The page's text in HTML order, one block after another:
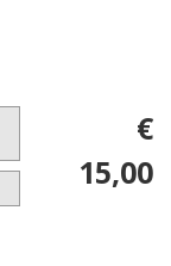
€
15,00